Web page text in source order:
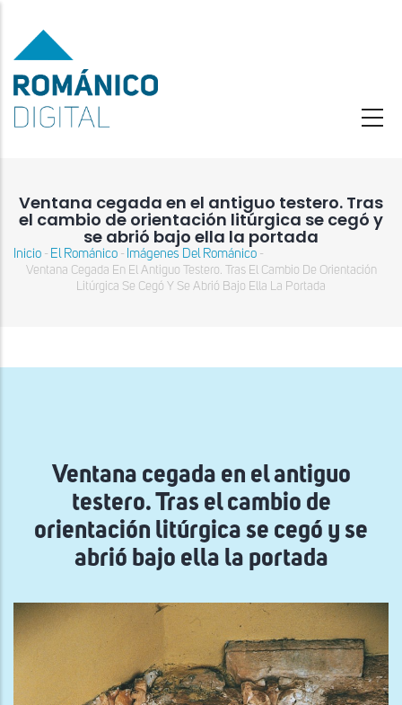
contenido
principal
Ventana cegada en el antiguo testero. Tras
el cambio de orientación litúrgica se cegó y
se abrió bajo ella la portada
Sobrescribir
enlaces
a
Inicio - El Románico - Imágenes Del Románico -
Ventana Cegada En El Antiguo Testero. Tras El Cambio De Orientación
Litúrgica Se Cegó Y Se Abrió Bajo Ella La Portada
Ventana cegada en el antiguo
testero. Tras el cambio de
orientación litúrgica se cegó y se
abrió bajo ella la portada